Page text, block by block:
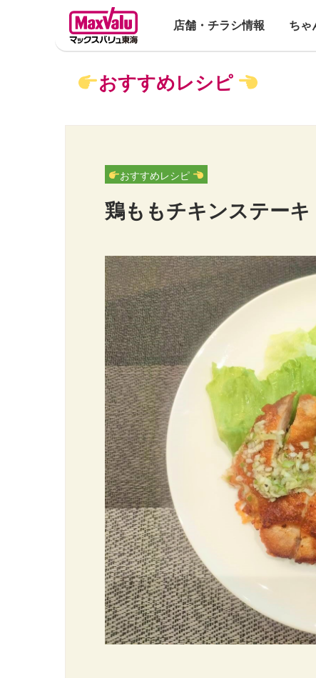
店舗・チラシ情報 ちゃ
おすすめレシピ
おすすめレシピ
鶏ももチキンステー